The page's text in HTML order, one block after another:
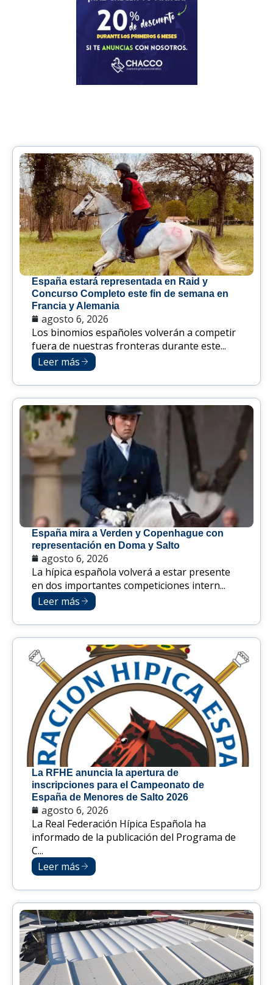
España estará representada en Raid y
Concurso Completo este fin de semana en
Francia y Alemania
agosto 6, 2026
Los binomios españoles volverán a competir
fuera de nuestras fronteras durante este...
Leer más
España mira a Verden y Copenhague con
representación en Doma y Salto
agosto 6, 2026
La hípica española volverá a estar presente
en dos importantes competiciones intern...
Leer más
La RFHE anuncia la apertura de
inscripciones para el Campeonato de
España de Menores de Salto 2026
agosto 6, 2026
La Real Federación Hípica Española ha
informado de la publicación del Programa de
C...
Leer más